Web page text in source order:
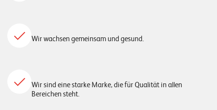
Wir wachsen gemeinsam und gesund.
Wir sind eine starke Marke, die für Qualität in allen
Bereichen steht.